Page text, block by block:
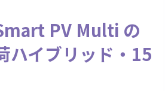
PV Multi の
ハイブリッド・15